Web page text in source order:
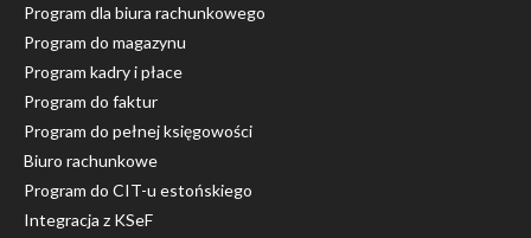
Program dla biura rachunkowego
Program do magazynu
Program kadry i płace
Program do faktur
Program do pełnej księgowości
Biuro rachunkowe
Program do CIT-u estońskiego
Integracja z KSeF